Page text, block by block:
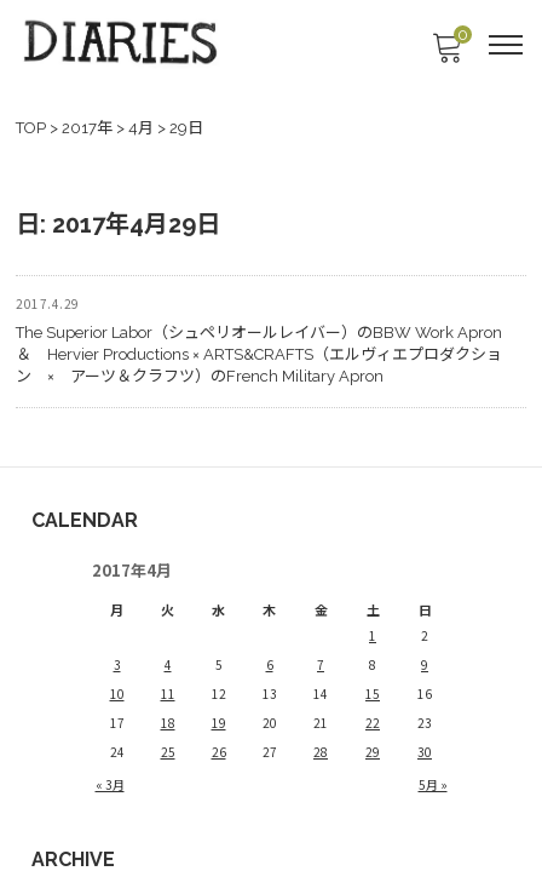
0
TOP > 2017年 > 4月 > 29日
日: 2017年4月29日
2017.4.29
The Superior Labor（シュペリオールレイバー）のBBW Work Apron
＆ Hervier Productions × ARTS&CRAFTS（エルヴィエプロダクショ
ン × アーツ＆クラフツ）のFrench Military Apron
CALENDAR
2017年4月
月 火 水 木 金 土 日
« 3月 5月 »
1
2
3
4 5 6 7 8
9
10
11 12 13 14 15
16
17
18 19 20 21 22
23
24
25 26 27 28 29 30
ARCHIVE